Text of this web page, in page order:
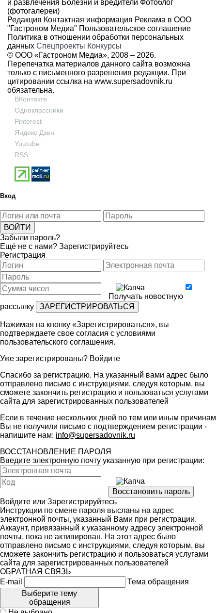
и развлечения Болезни и вредители Фотоблог
(фотогалереи)
Редакция Контактная информация Реклама в ООО
"Гастроном Медиа" Пользовательское соглашение
Политика в отношении обработки персональных
данных Спецпроекты Конкурсы
© ООО «Гастроном Медиа», 2008 – 2026.
Перепечатка материалов данного сайта возможна
только с письменного разрешения редакции. При
цитировании ссылка на www.supersadovnik.ru
обязательна.
ВКонтакте
Одноклассники
Pinterest
Яндекс Дзен
Youtube
RSS
Вход
Забыли пароль?
Ещё не с нами? Зарегистрируйтесь
Регистрация
Получать новостную
рассылку
Нажимая на кнопку «Зарегистрироваться», вы
подтверждаете свое согласия с условиями
пользовательского соглашения.
Уже зарегистрированы? Войдите
Спасибо за регистрацию. На указанный вами адрес было
отправлено письмо с инструкциями, следуя которым, вы
сможете закончить регистрацию и пользоваться услугами
сайта для зарегистрированных пользователей
Если в течение нескольких дней по тем или иным причинам
Вы не получили письмо с подтверждением регистрации -
напишите нам: info@supersadovnik.ru
ВОССТАНОВЛЕНИЕ ПАРОЛЯ
Введите электронную почту указанную при регистрации:
Войдите или Зарегистрируйтесь
Инструкции по смене пароля высланы на адрес
электронной почты, указанный Вами при регистрации.
Аккаунт, привязанный к указанному адресу электронной
почты, пока не активирован. На этот адрес было
отправлено письмо с инструкциями, следуя которым, вы
сможете закончить регистрацию и пользоваться услугами
сайта для зарегистрированных пользователей
ОБРАТНАЯ СВЯЗЬ
E-mail
Тема обращения
Выберите тему
обращения